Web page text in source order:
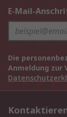
E-Mail-
Die
Anmeldung zur